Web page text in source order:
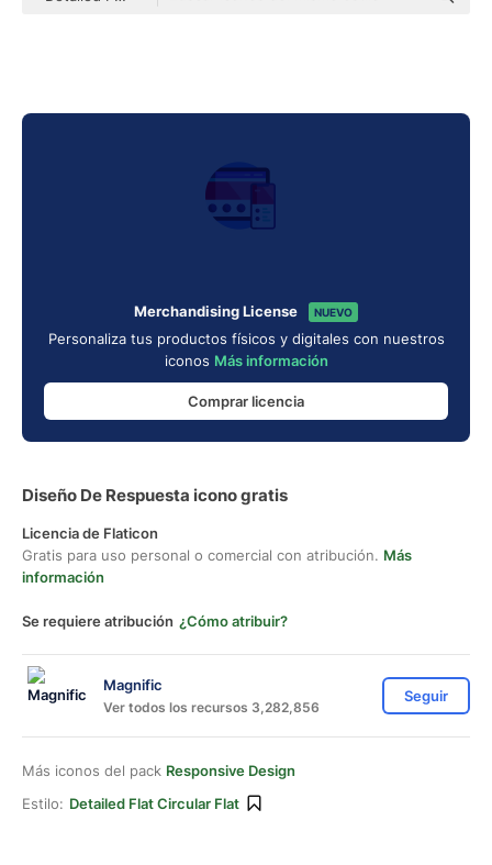
Merchandising License NUEVO
Personaliza tus productos físicos y digitales con nuestros
iconos Más información
Comprar licencia
Diseño De Respuesta icono gratis
Licencia de Flaticon
Gratis para uso personal o comercial con atribución. Más
información
Se requiere atribución ¿Cómo atribuir?
Magnific
Ver todos los recursos 3,282,856
Seguir
Más iconos del pack Responsive Design
Estilo: Detailed Flat Circular Flat